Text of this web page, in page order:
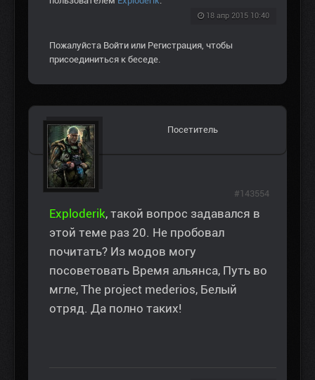
18 апр 2015 10:40
Пожалуйста Войти или Регистрация , чтобы
присоединиться к беседе.
Посетитель
Exploderik, такой вопрос задавался в
этой теме раз 20. Не пробовал
почитать? Из модов могу
посоветовать Время альянса, Путь во
мгле, The project mederios, Белый
отряд. Да полно таких!
#143554